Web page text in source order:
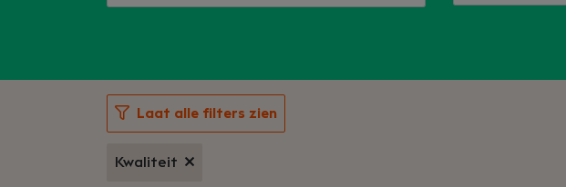
Laat alle filters zien
Kwaliteit